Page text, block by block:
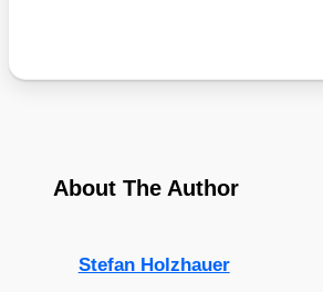
About The Author
Stefan Holzhauer